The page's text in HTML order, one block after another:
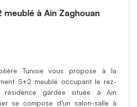
à Ain Zaghouan
Tunisie vous propose à la
S+2 meublé occupant le rez-
résidence gardée située à Ain
se compose d’un salon-salle à